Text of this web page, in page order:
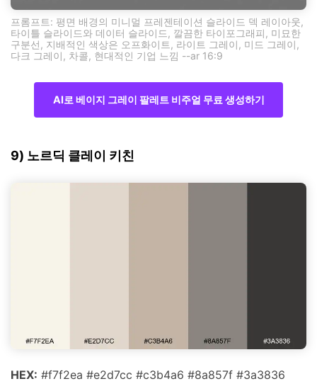
프롬프트: 평면 배경의 미니멀 프레젠테이션 슬라이드 덱 레이아웃,
타이틀 슬라이드와 데이터 슬라이드, 깔끔한 타이포그래피, 미묘한
구분선, 지배적인 색상은 오프화이트, 라이트 그레이, 미드 그레이,
다크 그레이, 차콜, 현대적인 기업 느낌 --ar 16:9
AI로 베이지 그레이 팔레트 비주얼 무료 생성하기
9) 노르딕 클레이 키친
HEX: #f7f2ea #e2d7cc #c3b4a6 #8a857f #3a3836